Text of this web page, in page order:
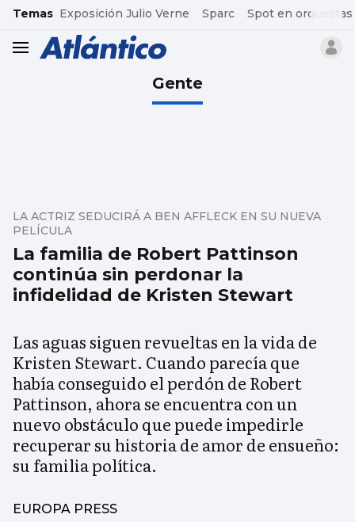
common.go-to-content
Temas Exposición Julio Verne Sparc Spot en orquestas
header.menu.open
Gente
La familia de Robert Pattinson
continúa sin perdonar la
infidelidad de Kristen Stewart
LA ACTRIZ SEDUCIRÁ A BEN AFFLECK EN SU NUEVA
PELÍCULA
Las aguas siguen revueltas en la vida de
Kristen Stewart. Cuando parecía que
había conseguido el perdón de Robert
Pattinson, ahora se encuentra con un
nuevo obstáculo que puede impedirle
recuperar su historia de amor de ensueño:
su familia política.
EUROPA PRESS